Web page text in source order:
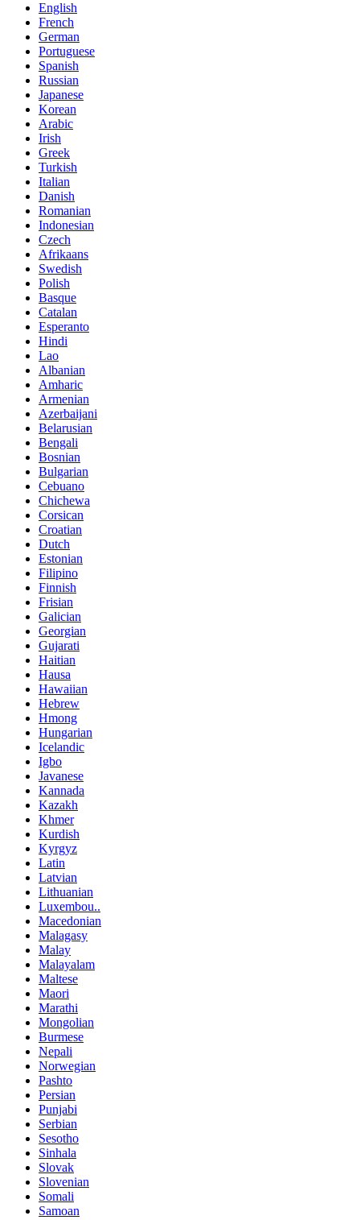
English
French
German
Portuguese
Spanish
Russian
Japanese
Korean
Arabic
Irish
Greek
Turkish
Italian
Danish
Romanian
Indonesian
Czech
Afrikaans
Swedish
Polish
Basque
Catalan
Esperanto
Hindi
Lao
Albanian
Amharic
Armenian
Azerbaijani
Belarusian
Bengali
Bosnian
Bulgarian
Cebuano
Chichewa
Corsican
Croatian
Dutch
Estonian
Filipino
Finnish
Frisian
Galician
Georgian
Gujarati
Haitian
Hausa
Hawaiian
Hebrew
Hmong
Hungarian
Icelandic
Igbo
Javanese
Kannada
Kazakh
Khmer
Kurdish
Kyrgyz
Latin
Latvian
Lithuanian
Luxembou..
Macedonian
Malagasy
Malay
Malayalam
Maltese
Maori
Marathi
Mongolian
Burmese
Nepali
Norwegian
Pashto
Persian
Punjabi
Serbian
Sesotho
Sinhala
Slovak
Slovenian
Somali
Samoan